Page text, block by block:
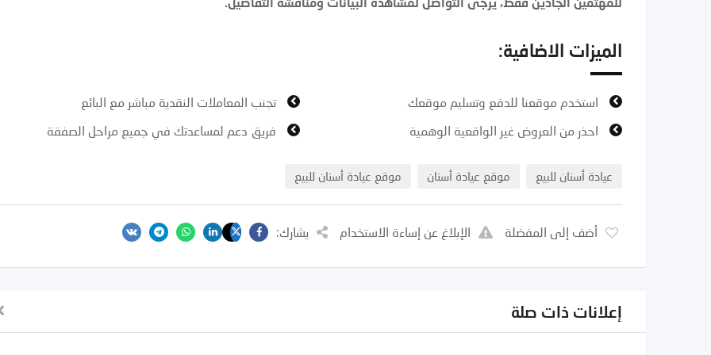
الميزات الاضافية:
استخدم موقعنا للدفع وتسليم موقعك
تجنب المعاملات النقدية مباشر مع البائع
احذر من العروض غير الواقعية الوهمية
فريق دعم لمساعدتك في جميع مراحل الصفقة
عيادة أسنان للبيع موقع عيادة أسنان موقع عيادة أسنان للبيع
أضف إلى المفضلة الإبلاغ عن إساءة الاستخدام يشارك:
إعلانات ذات صلة